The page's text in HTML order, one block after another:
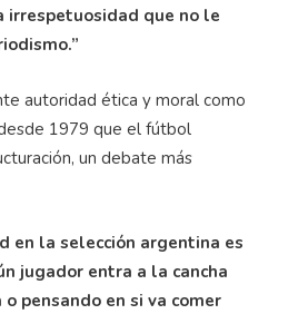
irrespetuosidad que no le
autoridad ética y moral como
1979 que el fútbol
un debate más
en la selección argentina es
jugador entra a la cancha
pensando en si va comer